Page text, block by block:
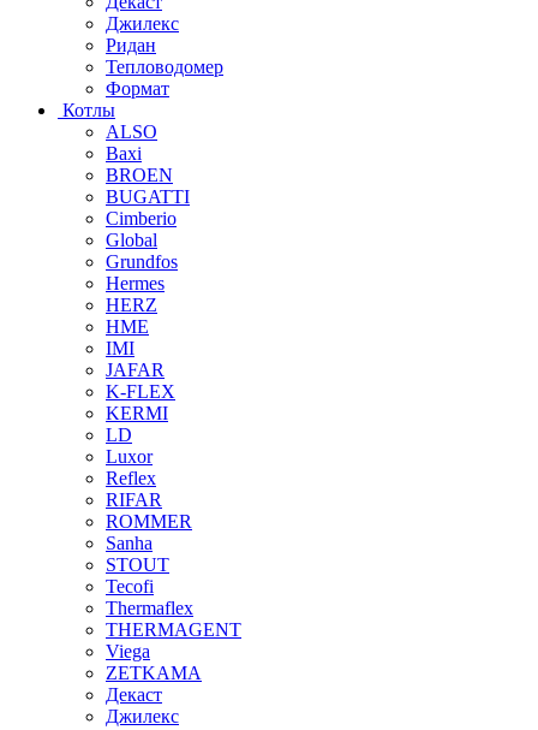
Джилекс
Ридан
Тепловодомер
Формат
Котлы
ALSO
Baxi
BROEN
BUGATTI
Cimberio
Global
Grundfos
Hermes
HERZ
HME
IMI
JAFAR
K-FLEX
KERMI
LD
Luxor
Reflex
RIFAR
ROMMER
Sanha
STOUT
Tecofi
Thermaflex
THERMAGENT
Viega
ZETKAMA
Декаст
Джилекс